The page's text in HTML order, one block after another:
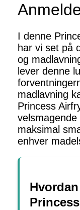
I denne
har vi set på
og
lever denne
madlavning
Princess
maksimal
enhver